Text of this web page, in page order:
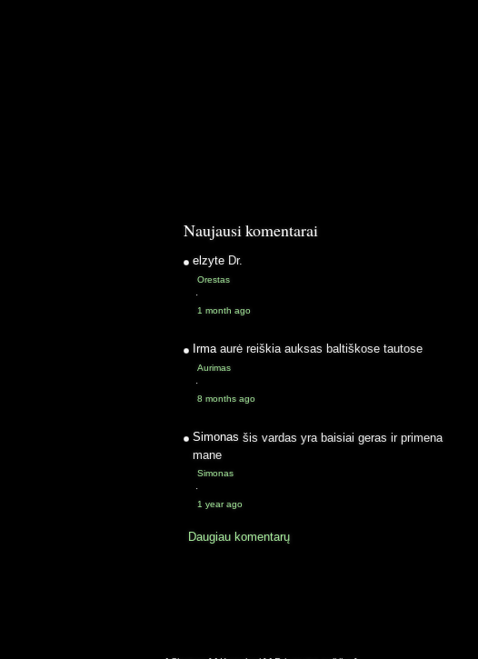
Naujausi komentarai
elzyte Dr.
Orestas
·
1 month ago
Irma aurė reiškia auksas baltiškose tautose
Aurimas
·
8 months ago
Simonas šis vardas yra baisiai geras ir primena
mane
Simonas
·
1 year ago
Daugiau komentarų